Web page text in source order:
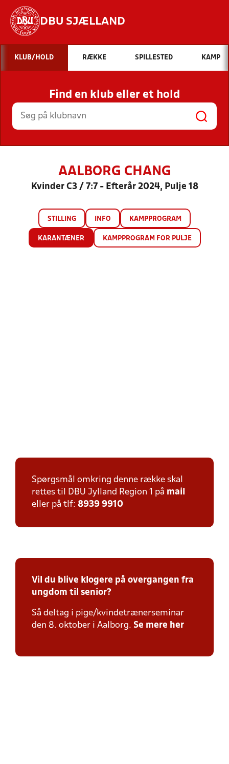
DBU SJÆLLAND
Hvad vil du søge efter?
INDHOLD OG NYHEDER
STILLINGER, RESULTATER, KLUBBER OG
HOLD
KLUB/HOLD RÆKKE SPILLESTED KAMP
Find en klub eller et hold
AALBORG CHANG
Kvinder C3 / 7:7 - Efterår 2024, Pulje 18
STILLING INFO KAMPPROGRAM
KARANTÆNER KAMPPROGRAM FOR PULJE
Spørgsmål omkring denne række skal
rettes til DBU Jylland Region 1 på mail
eller på tlf: 8939 9910
Vil du blive klogere på overgangen fra
ungdom til senior?
Så deltag i pige/kvindetrænerseminar
den 8. oktober i Aalborg. Se mere her